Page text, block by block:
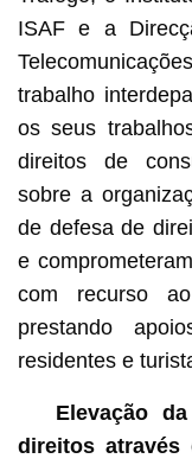
ISAF e a
trabalho
os seus
direitos de
sobre a
de defesa de
e
com recurso
prestando
residentes e
Elevação
direitos